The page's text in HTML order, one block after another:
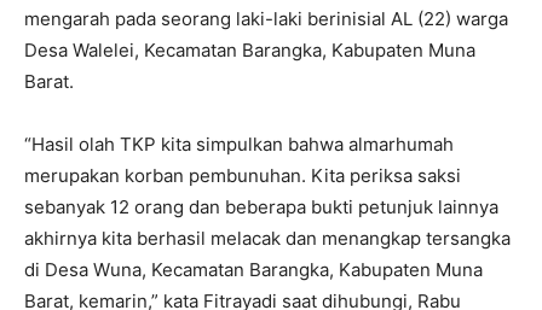
mengarah pada seorang laki-laki berinisial AL (22) warga
Desa Walelei, Kecamatan Barangka, Kabupaten Muna
Barat.
“Hasil olah TKP kita simpulkan bahwa almarhumah
merupakan korban pembunuhan. Kita periksa saksi
sebanyak 12 orang dan beberapa bukti petunjuk lainnya
akhirnya kita berhasil melacak dan menangkap tersangka
di Desa Wuna, Kecamatan Barangka, Kabupaten Muna
Barat, kemarin,” kata Fitrayadi saat dihubungi, Rabu